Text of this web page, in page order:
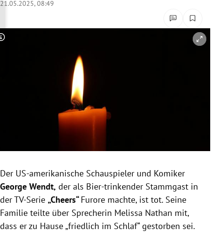
Untermenü
Untermenü
Untermenü
21.05.2025, 08:49
Copyright-Hinweis öffnen/schließen
Der US-amerikanische Schauspieler und Komiker
George Wendt, der als Bier-trinkender Stammgast in
der TV-Serie „Cheers“Furore machte, ist tot. Seine
Familie teilte über Sprecherin Melissa Nathan mit,
dass er zu Hause „friedlich im Schlaf“ gestorben sei.